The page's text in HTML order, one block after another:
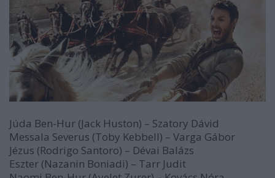
Júda Ben-Hur (Jack Huston) – Szatory Dávid
Messala Severus (Toby Kebbell) – Varga Gábor
Jézus (Rodrigo Santoro) – Dévai Balázs
Eszter (Nazanin Boniadi) – Tarr Judit